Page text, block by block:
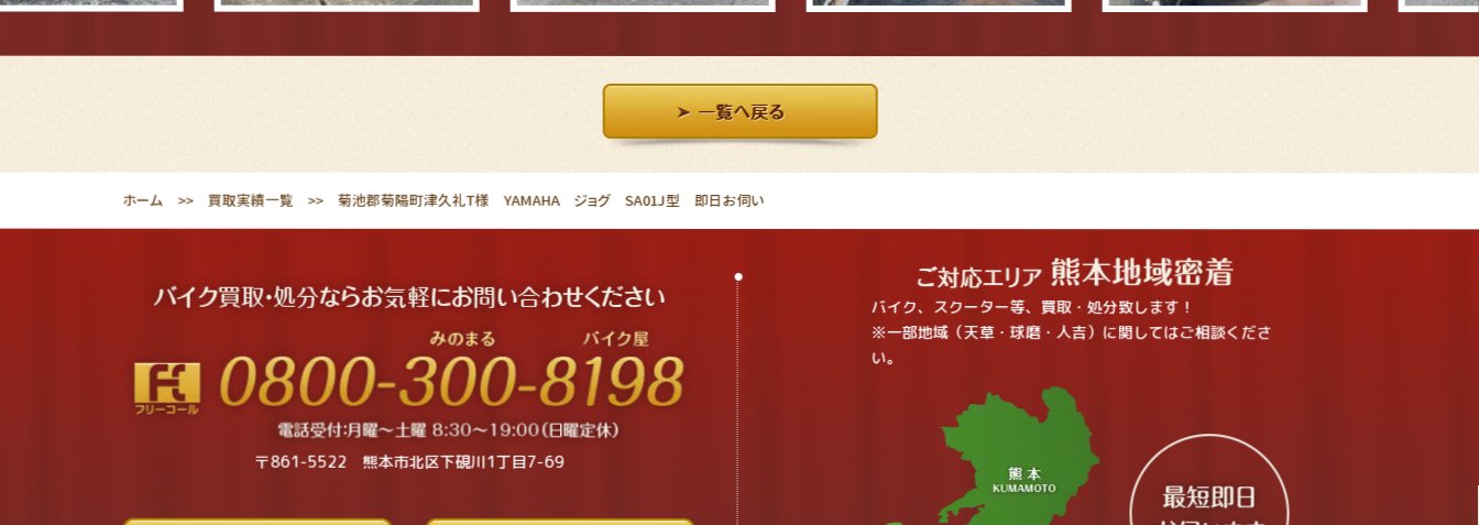
ホーム 買取実績一覧 菊池郡菊陽町津久礼T様 YAMAHA ジョグ SA01J型 即日お伺い
〒861-5522 熊本市北区下硯川1丁目7-69
バイク、スクーター等、買取・処分致します！
※一部地域（天草・球磨・人吉）に関してはご相談くださ
い。